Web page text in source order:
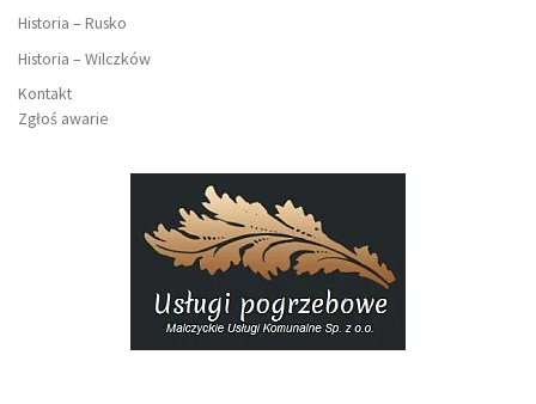
Historia – Rusko
Historia – Wilczków
Kontakt
Zgłoś awarie